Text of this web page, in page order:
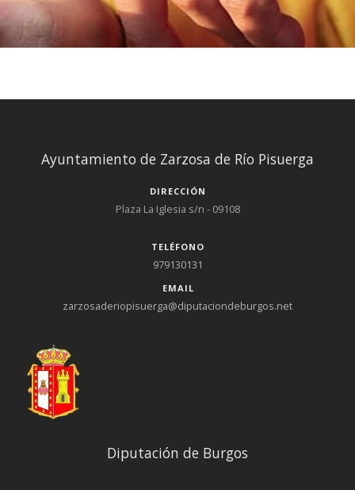
Ayuntamiento de Zarzosa de Río Pisuerga
DIRECCIÓN
Plaza La Iglesia s/n - 09108
TELÉFONO
979130131
EMAIL
zarzosaderiopisuerga@diputaciondeburgos.net
Diputación de Burgos